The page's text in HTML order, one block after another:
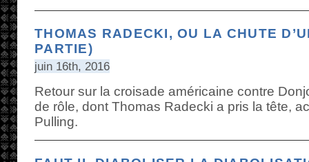
THOMAS RADECKI, OU LA CHUTE
PARTIE)
juin 16th, 2016
Retour sur la croisade américaine contre
de rôle, dont Thomas Radecki a pris la tête,
Pulling.